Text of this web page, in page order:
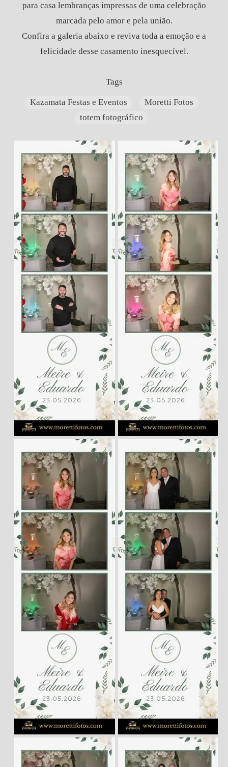
para casa lembranças impressas de uma celebração
marcada pelo amor e pela união.
Confira a galeria abaixo e reviva toda a emoção e a
felicidade desse casamento inesquecível.
Tags
Kazamata Festas e Eventos
Moretti Fotos
totem fotográfico